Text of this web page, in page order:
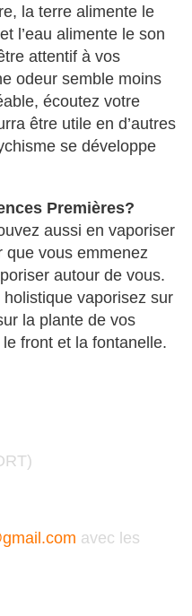
la terre alimente le
l’eau alimente le son
attentif à vos
odeur semble moins
écoutez votre
être utile en d’autres
se développe
Premières?
aussi en vaporiser
que vous emmenez
autour de vous.
vaporisez sur
la plante de vos
front et la fontanelle.
avec les